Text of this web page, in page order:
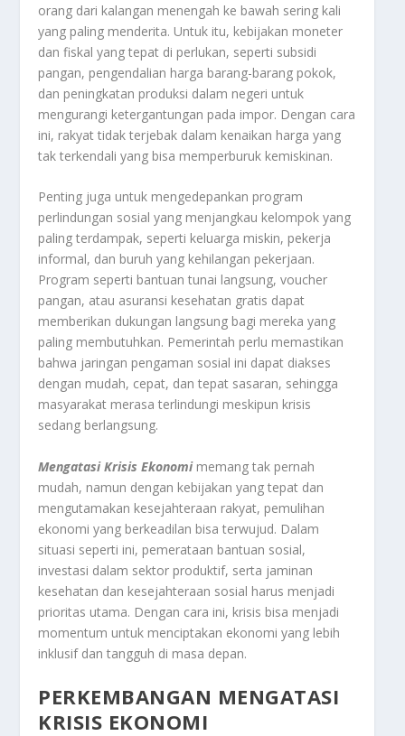
orang dari kalangan menengah ke bawah sering kali
yang paling menderita. Untuk itu, kebijakan moneter
dan fiskal yang tepat di perlukan, seperti subsidi
pangan, pengendalian harga barang-barang pokok,
dan peningkatan produksi dalam negeri untuk
mengurangi ketergantungan pada impor. Dengan cara
ini, rakyat tidak terjebak dalam kenaikan harga yang
tak terkendali yang bisa memperburuk kemiskinan.
Penting juga untuk mengedepankan program
perlindungan sosial yang menjangkau kelompok yang
paling terdampak, seperti keluarga miskin, pekerja
informal, dan buruh yang kehilangan pekerjaan.
Program seperti bantuan tunai langsung, voucher
pangan, atau asuransi kesehatan gratis dapat
memberikan dukungan langsung bagi mereka yang
paling membutuhkan. Pemerintah perlu memastikan
bahwa jaringan pengaman sosial ini dapat diakses
dengan mudah, cepat, dan tepat sasaran, sehingga
masyarakat merasa terlindungi meskipun krisis
sedang berlangsung.
Mengatasi Krisis Ekonomi memang tak pernah
mudah, namun dengan kebijakan yang tepat dan
mengutamakan kesejahteraan rakyat, pemulihan
ekonomi yang berkeadilan bisa terwujud. Dalam
situasi seperti ini, pemerataan bantuan sosial,
investasi dalam sektor produktif, serta jaminan
kesehatan dan kesejahteraan sosial harus menjadi
prioritas utama. Dengan cara ini, krisis bisa menjadi
momentum untuk menciptakan ekonomi yang lebih
inklusif dan tangguh di masa depan.
PERKEMBANGAN MENGATASI
KRISIS EKONOMI